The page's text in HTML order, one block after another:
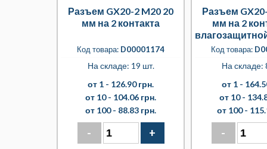
Разъем GX20-2 M20 20
мм на 2 контакта
Код товара: D00001174
На складе: 19 шт.
от 1 - 126.90 грн.
от 10 - 104.06 грн.
от 100 - 88.83 грн.
- +
Разъем
мм на 2
Код товара:
На складе:
от 1 -
от 10 -
от 100 -
-